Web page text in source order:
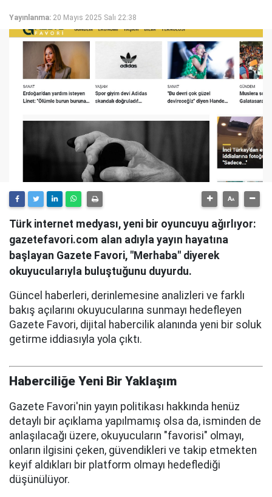
Yayınlanma: 20 Mayıs 2025 Salı 22:38
Türk internet medyası, yeni bir oyuncuyu ağırlıyor:
gazetefavori.com alan adıyla yayın hayatına
başlayan Gazete Favori, "Merhaba" diyerek
okuyucularıyla buluştuğunu duyurdu.
Güncel haberleri, derinlemesine analizleri ve farklı
bakış açılarını okuyucularına sunmayı hedefleyen
Gazete Favori, dijital habercilik alanında yeni bir soluk
getirme iddiasıyla yola çıktı.
Haberciliğe Yeni Bir Yaklaşım
Gazete Favori'nin yayın politikası hakkında henüz
detaylı bir açıklama yapılmamış olsa da, isminden de
anlaşılacağı üzere, okuyucuların "favorisi" olmayı,
onların ilgisini çeken, güvendikleri ve takip etmekten
keyif aldıkları bir platform olmayı hedeflediği
düşünülüyor.